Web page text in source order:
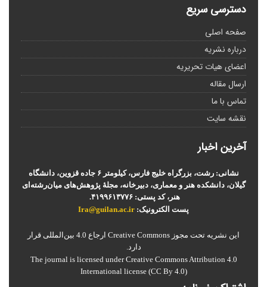
دسترسی سریع
صفحه اصلی
درباره نشریه
اعضای هیات تحریریه
ارسال مقاله
تماس با ما
نقشه سایت
آخرین اخبار
نشانی: رشت، بزرگراه خلیج فارس، کیلومتر ۶ جاده قزوین، دانشگاه
گیلان، دانشکده هنر و معماری، دبیرخانه، مجلۀ پژوهش‌های میان‌رشته‌ای
هنر، کد پستی: ۴۱۹۹۶۱۳۷۷۶.
پست الکترونیک: Ira@guilan.ac.ir
این نشریه تحت مجوز Creative Commons ارجاع 4.0 بین‌المللی قرار
دارد.
The journal is licensed under Creative Commons Attribution 4.0
International license (CC By 4.0)